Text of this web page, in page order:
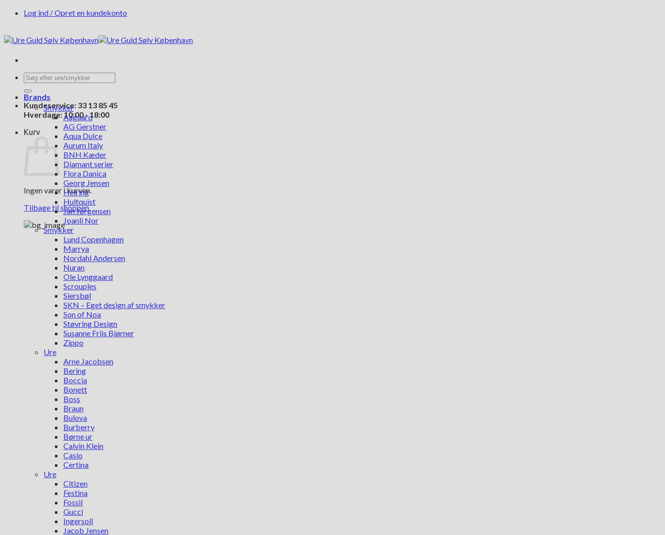
FortsætLog ind / Opret en kundekonto
Søg
efter:
Kundeservice: 33 13 85 45
Hverdage: 10:00 - 18:00
Kurv
Ingen varer i kurven.
Tilbage til shoppen
Brands
Smykker
Aagaard
AG Gerstner
Aqua Dulce
Aurum Italy
BNH Kæder
Diamant serier
Flora Danica
Georg Jensen
Heiring
Hultquist
Jan Jørgensen
Joanli Nor
Smykker
Lund Copenhagen
Marrya
Nordahl Andersen
Nuran
Ole Lynggaard
Scrouples
Siersbøl
SKN – Eget design af smykker
Son of Noa
Støvring Design
Susanne Friis Bjørner
Zippo
Ure
Arne Jacobsen
Bering
Boccia
Bonett
Boss
Braun
Bulova
Burberry
Børne ur
Calvin Klein
Casio
Certina
Ure
Citizen
Festina
Fossil
Gucci
Ingersoll
Jacob Jensen